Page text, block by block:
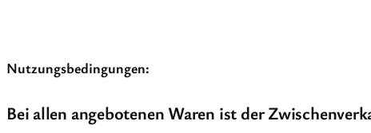
Nutzungsbedingungen:
Bei allen angebotenen Waren ist der